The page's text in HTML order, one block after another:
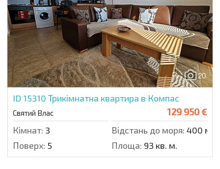
20
ID 15310 Трикімнатна квартира в Компас
Святий Влас 129 950 €
Кімнат: 3 Відстань до моря: 400 м.
Поверх: 5 Площа: 93 кв. м.